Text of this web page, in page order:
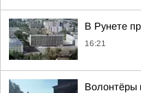
В Рунете
16:21
Волонтёры